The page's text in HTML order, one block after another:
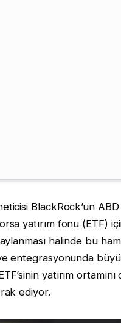
BlackRock’un
yatırım fonu (ETF)
halinde bu
entegrasyonunda
yatırım
ediyor.